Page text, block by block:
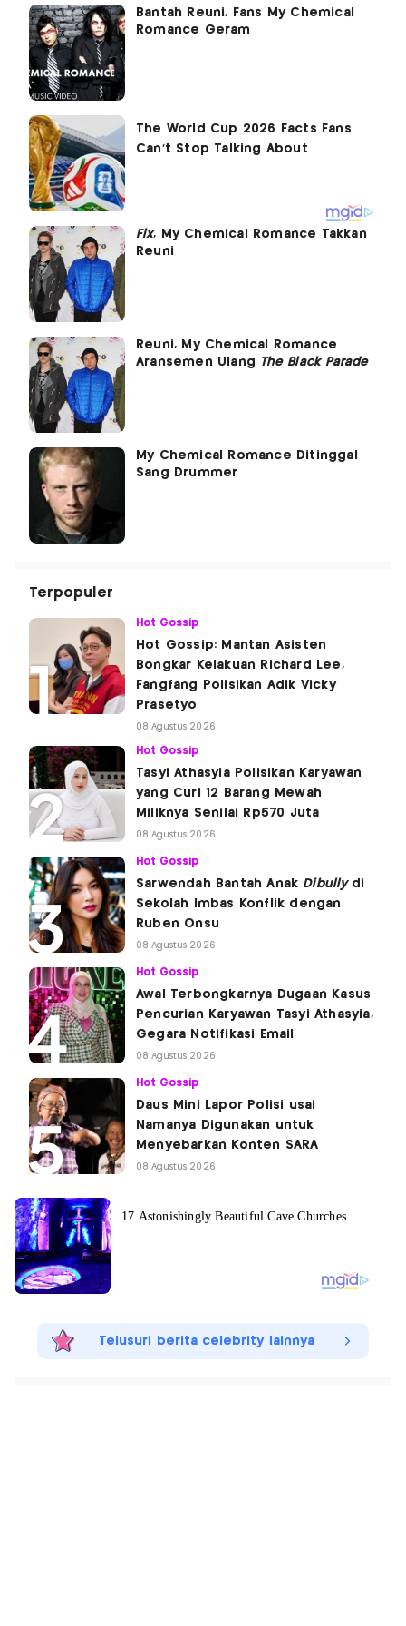
Bantah Reuni, Fans My Chemical
Romance Geram
Fix, My Chemical Romance Takkan
Reuni
Reuni, My Chemical Romance
Aransemen Ulang The Black Parade
My Chemical Romance Ditinggal
Sang Drummer
Terpopuler
Hot Gossip
Hot Gossip: Mantan Asisten
Bongkar Kelakuan Richard Lee,
Fangfang Polisikan Adik Vicky
Prasetyo
08 Agustus 2026
Hot Gossip
Tasyi Athasyia Polisikan Karyawan
yang Curi 12 Barang Mewah
Miliknya Senilai Rp570 Juta
08 Agustus 2026
Hot Gossip
Sarwendah Bantah Anak Dibullydi
Sekolah Imbas Konflik dengan
Ruben Onsu
08 Agustus 2026
Hot Gossip
Awal Terbongkarnya Dugaan Kasus
Pencurian Karyawan Tasyi Athasyia,
Gegara Notifikasi Email
08 Agustus 2026
Hot Gossip
Daus Mini Lapor Polisi usai
Namanya Digunakan untuk
Menyebarkan Konten SARA
08 Agustus 2026
Telusuri berita celebrity lainnya